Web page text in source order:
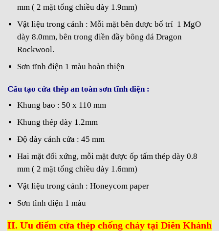
mm ( 2 mặt tổng chiều dày 1.9mm)
Vật liệu trong cánh : Mỗi mặt bên được bố trí 1 MgO
dày 8.0mm, bên trong điền đầy bông đá Dragon
Rockwool.
Sơn tĩnh điện 1 màu hoàn thiện
Cấu tạo cửa thép an toàn sơn tĩnh điện :
Khung bao : 50 x 110 mm
Khung thép dày 1.2mm
Độ dày cánh cửa : 45 mm
Hai mặt đối xứng, mỗi mặt được ốp tấm thép dày 0.8
mm ( 2 mặt tổng chiều dày 1.6mm)
Vật liệu trong cánh : Honeycom paper
Sơn tĩnh điện 1 màu
II. Ưu điểm cửa thép chống cháy tại Diên Khánh